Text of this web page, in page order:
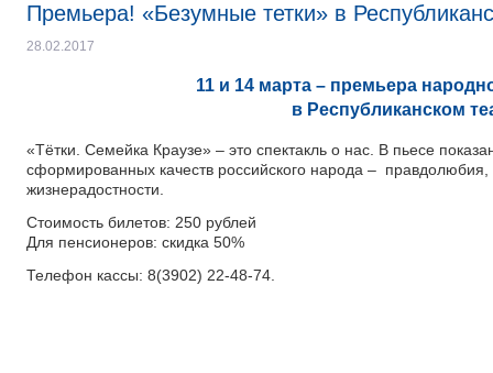
Премьера! «Безумные тетки» в
28.02.2017
11 и 14 марта – премьера
в Республиканском
«Тётки. Семейка Краузе» – это спектакль о нас. В пьесе
сформированных качеств российского народа –
жизнерадостности.
Стоимость билетов: 250 рублей
Для пенсионеров: скидка 50%
Телефон кассы: 8(3902) 22-48-74.